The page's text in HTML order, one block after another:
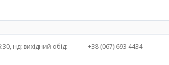
нд: вихідний обід:
+38 (067) 693 4434